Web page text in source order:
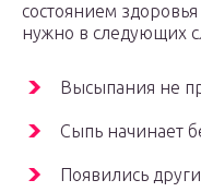
состоянием
нужно в следующих
Высыпания не
Сыпь начинает
Появились